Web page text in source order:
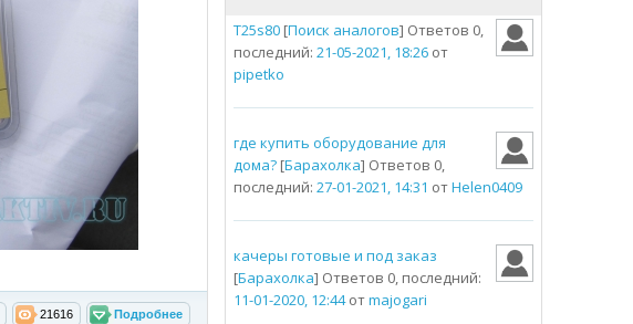
Подробнее
21616
T25s80[Поиск аналогов] Ответов 0,
последний: 21-05-2021, 18:26от
pipetko
где купить оборудование для
дома?[Барахолка] Ответов 0,
последний: 27-01-2021, 14:31 отHelen0409
качеры готовые и под заказ
[Барахолка] Ответов 0, последний:
11-01-2020, 12:44отmajogari